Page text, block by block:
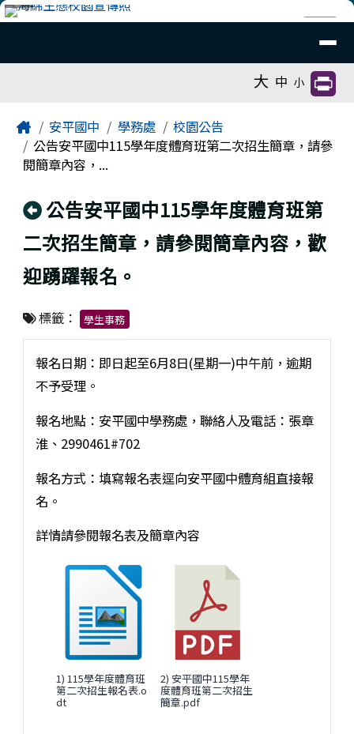
跳至主內容區
臺南市安平國中全球資訊網
大 中 小
Home安平國中 學務處
校園公告
公告安平國中115學年度體育班第二次招生簡章，請參
閱簡章內容，...
回上頁
公告安平國中115學年度體育班第
二次招生簡章，請參閱簡章內容，歡
迎踴躍報名。
標籤： 學生事務
報名日期：即日起至6月8日(星期一)中午前，逾期
不予受理。
報名地點：安平國中學務處，聯絡人及電話：張章
淮、2990461#702
報名方式：填寫報名表逕向安平國中體育組直接報
名。
詳情請參閱報名表及簡章內容
1) 115學年度體育班
第二次招生報名表.o
dt
2) 安平國中115學年
度體育班第二次招生
簡章.pdf